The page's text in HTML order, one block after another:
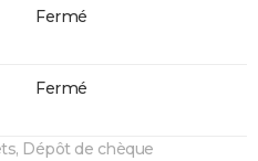
Fermé
Fermé
Dépôt de chèque